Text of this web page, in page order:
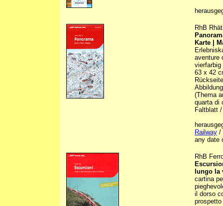
RhB
Karte |
aventure
63 x 42
(Thema
quarta di
Faltblatt
Railway /
any date
RhB
lungo la
cartina
il dorso